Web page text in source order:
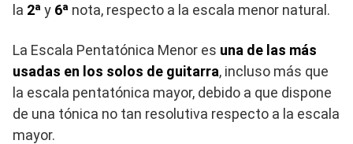
la 2ª y 6ª nota, respecto a la escala menor natural.
La Escala Pentatónica Menor es una de las más
usadas en los solos de guitarra, incluso más que
la escala pentatónica mayor, debido a que dispone
de una tónica no tan resolutiva respecto a la escala
mayor.